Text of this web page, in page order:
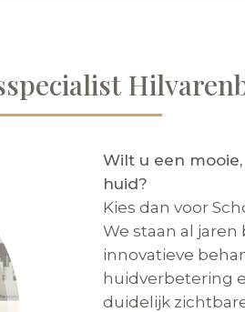
Wilt u een
huid?
Kies dan voor
We staan al
innovatieve
huidverbetering
duidelijk